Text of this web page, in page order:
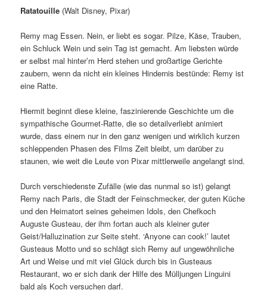
Ratatouille (Walt Disney, Pixar)
Remy mag Essen. Nein, er liebt es sogar. Pilze, Käse, Trauben,
ein Schluck Wein und sein Tag ist gemacht. Am liebsten würde
er selbst mal hinter’m Herd stehen und großartige Gerichte
zaubern, wenn da nicht ein kleines Hindernis bestünde: Remy ist
eine Ratte.
Hiermit beginnt diese kleine, faszinierende Geschichte um die
sympathische Gourmet-Ratte, die so detailverliebt animiert
wurde, dass einem nur in den ganz wenigen und wirklich kurzen
schleppenden Phasen des Films Zeit bleibt, um darüber zu
staunen, wie weit die Leute von Pixar mittlerweile angelangt sind.
Durch verschiedenste Zufälle (wie das nunmal so ist) gelangt
Remy nach Paris, die Stadt der Feinschmecker, der guten Küche
und den Heimatort seines geheimen Idols, den Chefkoch
Auguste Gusteau, der ihm fortan auch als kleiner guter
Geist/Halluzination zur Seite steht. ‘Anyone can cook!’ lautet
Gusteaus Motto und so schlägt sich Remy auf ungewöhnliche
Art und Weise und mit viel Glück durch bis in Gusteaus
Restaurant, wo er sich dank der Hilfe des Mülljungen Linguini
bald als Koch versuchen darf.